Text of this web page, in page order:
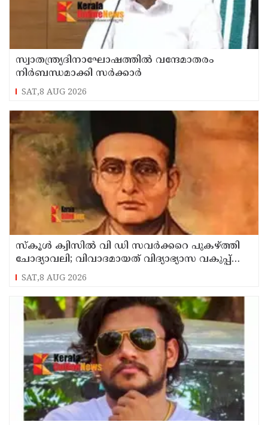
സ്വാതന്ത്ര്യദിനാഘോഷത്തില്‍ വന്ദേമാതരം
നിര്‍ബന്ധമാക്കി സര്‍ക്കാര്‍
SAT,8 AUG 2026
സ്‌കൂള്‍ ക്വിസില്‍ വി ഡി സവര്‍ക്കറെ പുകഴ്ത്തി
ചോദ്യാവലി; വിവാദമായത് വിദ്യാഭ്യാസ വകുപ്പ്
നല്‍കിയ ചോദ്യം
SAT,8 AUG 2026